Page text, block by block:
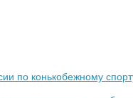
по конькобежному